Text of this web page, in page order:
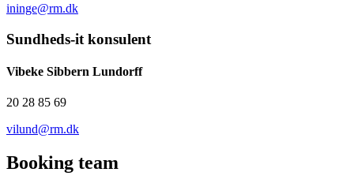
ininge@rm.dk
Sundheds-it konsulent
Vibeke Sibbern Lundorff
20 28 85 69
vilund@rm.dk
Booking team